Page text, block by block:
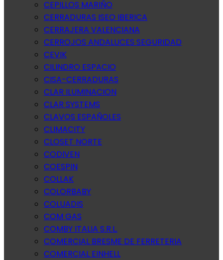
CEPILLOS MARIÑO
CERRADURAS ISEO IBERICA
CERRAJERA VALENCIANA
CERROJOS ANDALUCES SEGURIDAD
CEVIK
CILINDRO ESPACIO
CISA-CERRADURAS
CLAR ILUMINACION
CLAR SYSTEMS
CLAVOS ESPAÑOLES
CLIMACITY
CLOSET NORTE
CODIVEN
COESPIN
COLLAK
COLORBABY
COLUADIS
COM GAS
COMBY ITALIA S.R.L.
COMERCIAL BRESME DE FERRETERIA
COMERCIAL EINHELL